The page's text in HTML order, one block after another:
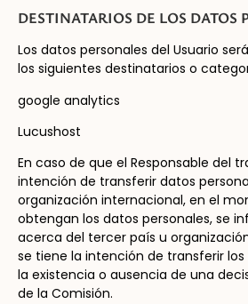
DESTINATARIOS DE LOS DATOS
Los datos personales del Usuario
los siguientes destinatarios o
google analytics
Lucushost
En caso de que el Responsable del
intención de transferir datos
organización internacional, en el
obtengan los datos personales, se
acerca del tercer país u
se tiene la intención de transferir
la existencia o ausencia de una
de la Comisión.